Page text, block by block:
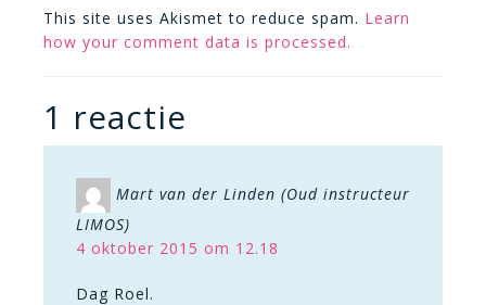
This site uses Akismet to reduce spam. Learn
how your comment data is processed.
1 reactie
Mart van der Linden (Oud instructeur
LIMOS)
4 oktober 2015 om 12.18
Dag Roel.